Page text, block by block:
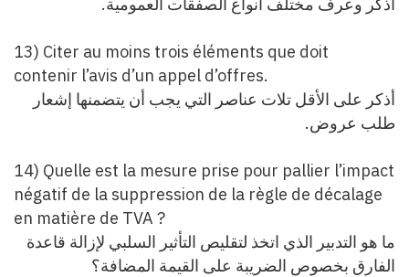
13) Citer au moins trois éléments que doit
contenir l’avis d’un appel d’offres.
أذكر على الأقل تلات عناصر التي يجب أن يتضمنها إشعار
طلب عروض.
14) Quelle est la mesure prise pour pallier l’impact
négatif de la suppression de la règle de décalage
en matière de TVA ?
ما هو التدبير الذي اتخذ لتقليص التأثير السلبي لإزالة قاعدة
الفارق بخصوص الضريبة على القيمة المضافة؟